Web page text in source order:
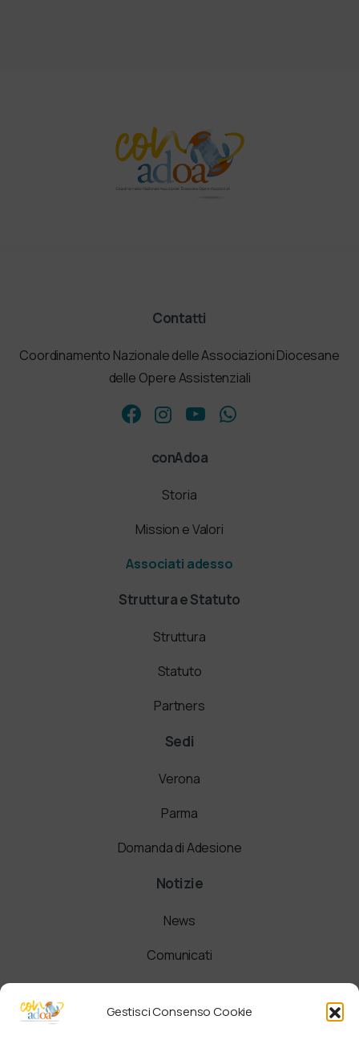
Gestisci Consenso Cookie
Contatti
Coordinamento Nazionale delle Associazioni Diocesane
delle Opere Assistenziali
conAdoa
Storia
Mission e Valori
Associati adesso
Struttura e Statuto
Struttura
Statuto
Partners
Sedi
Verona
Parma
Domanda di Adesione
Notizie
News
Comunicati
Newsletter